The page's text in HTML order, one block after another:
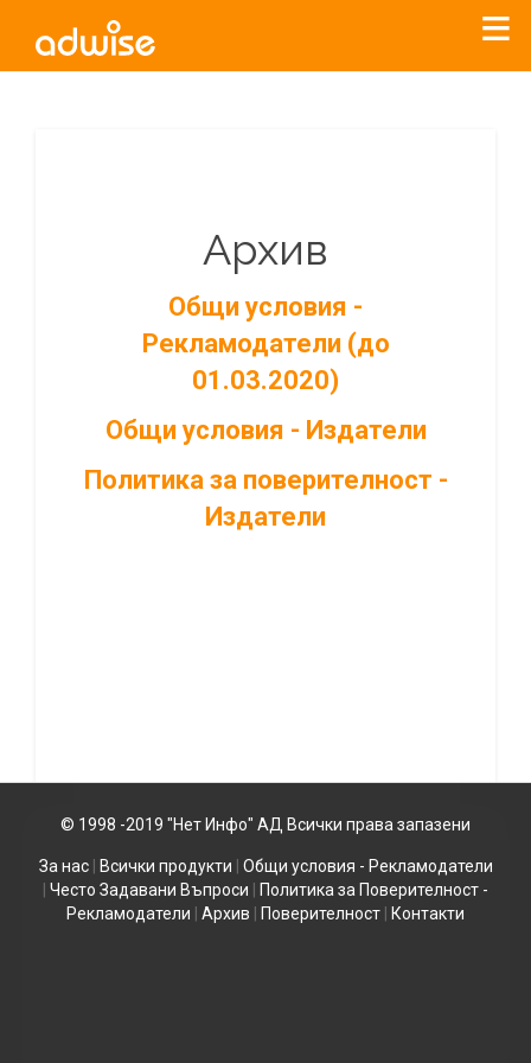
Архив
Общи условия -
Рекламодатели (до
01.03.2020)
Общи условия - Издатели
Политика за поверителност -
Издатели
© 1998 -2019 "Нет Инфо" АД Всички права запазени
За нас| Всички продукти
Общи условия - Рекламодатели
Често Задавани Въпроси
Политика за Поверителност -
Рекламодатели
Архив Поверителност Контакти